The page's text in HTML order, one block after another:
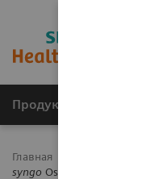
Продукты и решения
Главная Медицинская
syngo Osteo CT